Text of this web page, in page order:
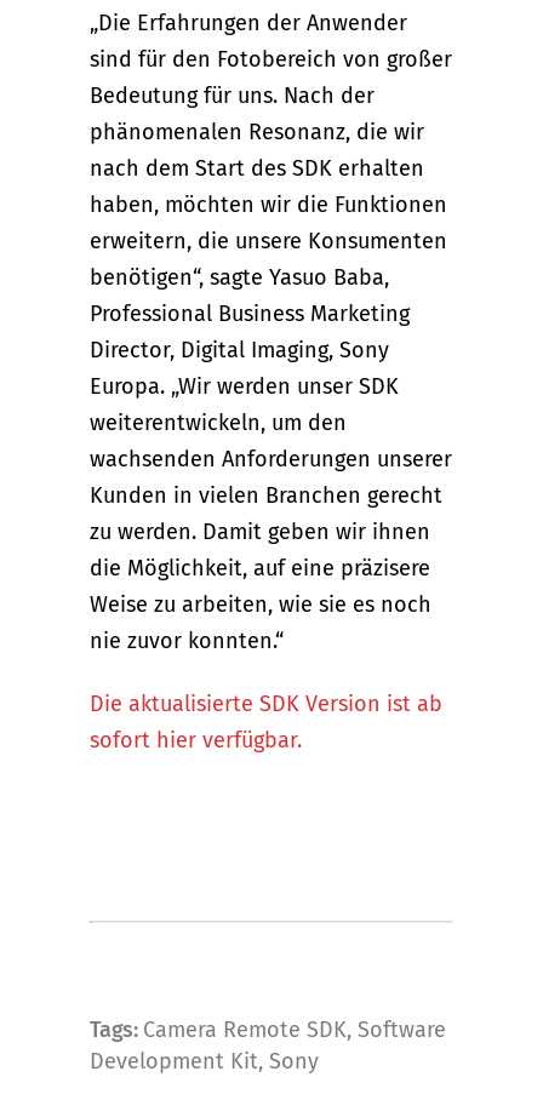
„Die Erfahrungen der Anwender
sind für den Fotobereich von großer
Bedeutung für uns. Nach der
phänomenalen Resonanz, die wir
nach dem Start des SDK erhalten
haben, möchten wir die Funktionen
erweitern, die unsere Konsumenten
benötigen“, sagte Yasuo Baba,
Professional Business Marketing
Director, Digital Imaging, Sony
Europa. „Wir werden unser SDK
weiterentwickeln, um den
wachsenden Anforderungen unserer
Kunden in vielen Branchen gerecht
zu werden. Damit geben wir ihnen
die Möglichkeit, auf eine präzisere
Weise zu arbeiten, wie sie es noch
nie zuvor konnten.“
Die aktualisierte SDK Version ist ab
sofort hier verfügbar.
Tags: Camera Remote SDK, Software
Development Kit, Sony